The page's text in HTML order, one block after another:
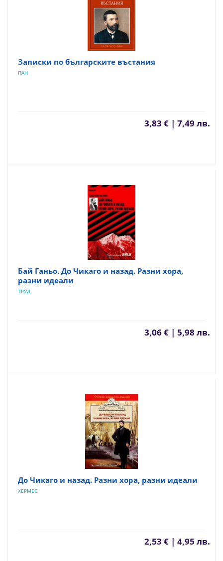
Записки по българските въстания
ПАН
3,83 € | 7,49 лв.
Бай Ганьо. До Чикаго и назад. Разни хора,
разни идеали
ТРУД
3,06 € | 5,98 лв.
До Чикаго и назад. Разни хора, разни идеали
ХЕРМЕС
2,53 € | 4,95 лв.